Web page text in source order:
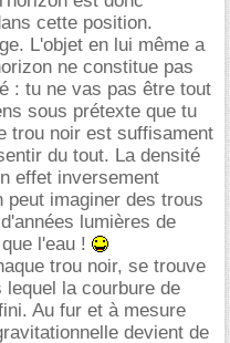
cette position.
L'objet en lui même a
ne constitue pas
: tu ne vas pas être tout
sous prétexte que tu
trou noir est suffisament
du tout. La densité
effet inversement
peut imaginer des trous
lumières de
l'eau !
trou noir, se trouve
la courbure de
Au fur et à mesure
devient de